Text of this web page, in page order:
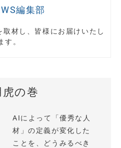
編集部
材し、皆様にお届けいたし
す。
の巻
AIによって「優秀な人
材」の定義が変化した
ことを、どうみるべき